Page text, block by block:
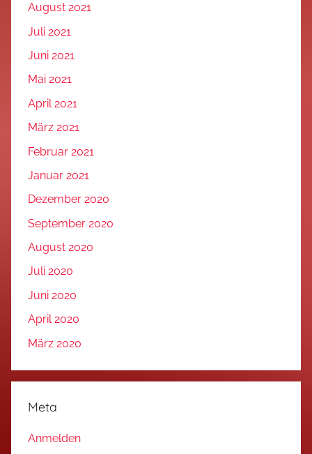
August 2021
Juli 2021
Juni 2021
Mai 2021
April 2021
März 2021
Februar 2021
Januar 2021
Dezember 2020
September 2020
August 2020
Juli 2020
Juni 2020
April 2020
März 2020
Meta
Anmelden